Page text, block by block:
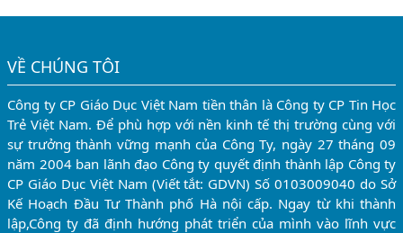
VỀ CHÚNG TÔI
Công ty CP Giáo Dục Việt Nam tiền thân là Công ty CP Tin Học
Trẻ Việt Nam. Để phù hợp với nền kinh tế thị trường cùng với
sự trưởng thành vững mạnh của Công Ty, ngày 27 tháng 09
năm 2004 ban lãnh đạo Công ty quyết định thành lập Công ty
CP Giáo Dục Việt Nam (Viết tắt: GDVN) Số 0103009040 do Sở
Kế Hoạch Đầu Tư Thành phố Hà nội cấp. Ngay từ khi thành
lập,Công ty đã định hướng phát triển của mình vào lĩnh vực